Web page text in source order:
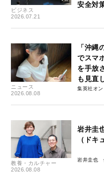
ビジネス
2026.07.21
安全対
ニュース
2026.08.08
「沖縄
でスマ
を手放
も見直
集英社オ
教養・カルチャー
2026.08.08
岩井圭
（ドキ
岩井圭也